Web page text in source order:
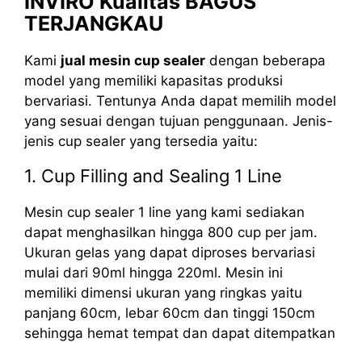
TERJANGKAU
Kami jual mesin cup sealer dengan beberapa
model yang memiliki kapasitas produksi
bervariasi. Tentunya Anda dapat memilih model
yang sesuai dengan tujuan penggunaan. Jenis-
jenis cup sealer yang tersedia yaitu:
1. Cup Filling and Sealing 1 Line
Mesin cup sealer 1 line yang kami sediakan
dapat menghasilkan hingga 800 cup per jam.
Ukuran gelas yang dapat diproses bervariasi
mulai dari 90ml hingga 220ml. Mesin ini
memiliki dimensi ukuran yang ringkas yaitu
panjang 60cm, lebar 60cm dan tinggi 150cm
sehingga hemat tempat dan dapat ditempatkan